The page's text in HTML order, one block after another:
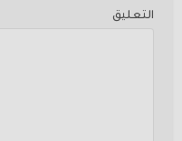
التعليق